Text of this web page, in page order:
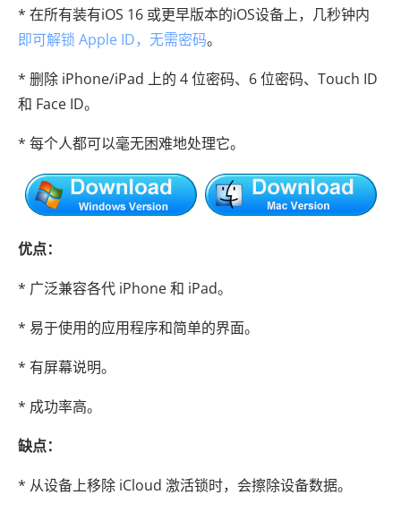
* 在所有装有iOS 16 或更早版本的iOS设备上，几秒钟内
即可解锁 Apple ID，无需密码。
* 删除 iPhone/iPad 上的 4 位密码、6 位密码、Touch ID
和 Face ID。
* 每个人都可以毫无困难地处理它。
优点：
* 广泛兼容各代 iPhone 和 iPad。
* 易于使用的应用程序和简单的界面。
* 有屏幕说明。
* 成功率高。
缺点：
* 从设备上移除 iCloud 激活锁时，会擦除设备数据。